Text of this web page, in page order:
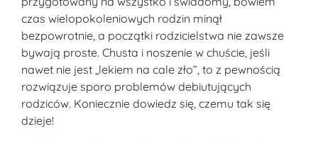
czas wielopokoleniowych rodzin minął
bezpowrotnie, a początki rodzicielstwa nie zawsze
bywają proste. Chusta i noszenie w chuście, jeśli
nawet nie jest „lekiem na cale zło”, to z pewnością
rozwiązuje sporo problemów debiutujących
rodziców. Koniecznie dowiedz się, czemu tak się
dzieje!